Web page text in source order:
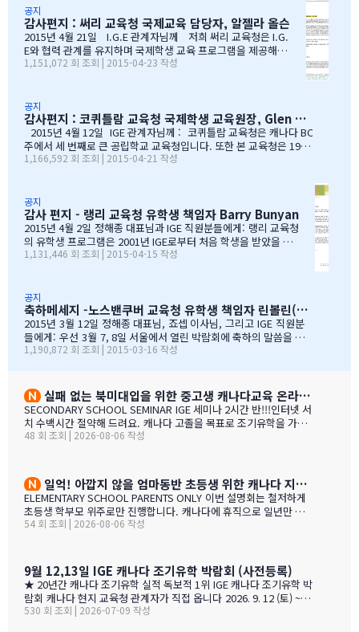
1:52 39 읽음 한국시간으로 오늘 저녁 st.john졸업식이 시
작됩니다.오늘 졸업식에는 개인적인 사정으로 함께하지 못
하지만아쉬운 마음을 담아 함께 축하의 인사를 전합니다.오
늘 졸업식이 아이들만의 졸업식이 아닌몇년동안 저희 부모
를 대신해 앞장 서 이끌어 주신선생님들의 졸업식이라 해도
나조카처럼 야단도치시고 때로는 버릇없이 한 행동들에도너
그러이 이해해주신 조셉이사님,아이들의 구멍난 빈 자리를
말없이…
공지
감사편지 : 써리 교육청 국제교육 담당자, 알젤라 올슨
2015년 4월 21일 I.G.E 관계자님께 저희 써리 교육청은 I.G.
E와 협력 관계를 유지하며 국제학생 교육 프로그램을 제공해올
수 있음에 만족하고 있습니다. I.G.E는 지난 10년간 써리 교육
수 있도록 많은 도움을 주었습니다. 특별히 정해종 대표님을 비
롯한 많은 I.G.E의 직원 여러분께서 종합적인 오리엔테이션과
정착서비스, 방과후 프로그램, 홈스테이 프로그램을 비롯한 다
양한 서비스를 제공해 주시는 등 물심양면의 지원을 해주셨습
니다. 이 같은 집중적 학습관리와 준비 프로그램, 그리고 지속
써리로의 유학을 희망하는 국제학생들을 위해 I.G.E와 협력 관
계를 유지해나갈 수 있…
1,151,072 회 조회 | 2015-04-23 작성
공지
감사편지 : 코퀴틀람 교육청 국제학생 교육원장, Glen Conley
2015년 4월 12일 IGE 관계자님께 : 코퀴틀람 교육청은 캐나다 BC
주에서 세 번째로 큰 공립학교 교육청입니다. 또한 본 교육청은 1999
년부터 ‘국제학생 프로그램’을 제공해왔으며, 현재 캐나다에서 가장
때문에 이루어낼 수 있었던 것이라고 생각합니다. 코퀴틀람 교육청
이 IGE를 통해 국제학생 프로그램을 제공해 온지도 10년이 되어갑니
다. 그리고 이렇게 긴 시간 동안 많은 가족과 학생들이 캐나다에 잘
정착하여 공부할 수 있었던 데에는, 정해종 대표님을 비롯하여 모든 I
GE 직원의 헌신적인 노력이 있었음을 잘 알고 있습니다. 우리는 IGE
1,166,592 회 조회 | 2015-04-21 작성
공지
감사 편지 - 랭리 교육청 유학생 책임자 Barry Bunyan
2015년 4월 2일 정해종 대표님과 IGE 직원분들에게: 랭리 교육청
의 유학생 프로그램은 2001년 IGE로부터 처음 학생을 받았을 때
부터 IGE와 오랜 시간동안 신뢰있는 관계로 좋은 시간을 보내왔습
람회에 참가하길 고대합니다. IGE 직원들은 조직 기술과 정보의
상세함, 그리고 테이블에 앉아 학부모님들과 소통할 때 IGE 통역
사 분들의 친절함과 지지적인 태도는 저에게 지속적으로 깊은 인
상을 줍니다. 랭리는 한국인 가족들이 해외 유학지로 고려할 핵심
유학 지역이 되었습니다. 우리는 서울에 다른 유학원들과도 파트
리의 학교들로 즐겁게 맞이할 수 있었습니다. IGE 직원분들과 함
께 협력하여 일하는 과정을 통해 우리는 한국 사…
1,131,446 회 조회 | 2015-04-15 작성
공지
축하메세지 -노스밴쿠버 교육청 유학생 책임자 린볼린(Lynne Bolen) 편지
2015년 3월 12일 정해종 대표님, 죠셉 이사님, 그리고 IGE 직원분
들에게: 우선 3월 7, 8일 서울에서 열린 박람회에 축하의 말씀을 전
합니다. 이 틀간의 박람회를 개최하는 동안 많은 관심을 보여준 한국
박람회에 참가한 모든 교육청들에게도 이와 같은 좋은 일이 있기를
바랍니다. 과거에 박람회 때마다 통역관을 배치해 주신 것에 대해 감
사 드립니다. 특히 이번 주말 동안 세 명의 훌륭한 통역관과 일할 수
있게 기회를 주셔서 고맙습니다. 세 분 모두 노스밴쿠버에 대해 자세
히 알고 있었으며, 미국이나 캐나다에서 직접 겪은 해외경험들을 나
1,190,872 회 조회 | 2015-03-16 작성
실패 없는 북미대입을 위한 중고생 캐나다교육 온라인 ZOOM 설명회 8월 27일(목)
SECONDARY SCHOOL SEMINAR IGE 세미나 2시간 반!!!인터넷 서
치 수백시간 절약해 드려요. 캐나다 고졸을 목표로 조기유학을 가지
는 않죠. 어떤 경우에도 중요한 것은 대학!!! 20년간 캐나다 조기유학
도 참가 가능합니다. 한국과 캐나다 부모님들의 궁금증과 고민을 같
이 공유할 수 있습니다. …
48 회 조회 | 2026-08-06 작성
일억! 아깝지 않을 엄마동반 초등생 위한 캐나다 지역,학교 선택 설명회 8월25(화)
ELEMENTARY SCHOOL PARENTS ONLY 이번 설명회는 철저하게
초등생 학부모 위주로만 진행합니다. 캐나다에 휴직으로 일년만 가
야 하는 가족, 초등생 영어교육 · 북미체험 · 가족 휴식을 위해 캐나
~ 9시 …
54 회 조회 | 2026-08-06 작성
9월 12,13일 IGE 캐나다 조기유학 박람회 (사전등록)
★ 20년간 캐나다 조기유학 실적 독보적 1위 IGE 캐나다 조기유학 박
람회 캐나다 현지 교육청 관계자가 직접 옵니다 2026. 9. 12 (토) ~ 9.
13 (일) 오전 11시 ~ 오후 5시 · 사전등록 필수 일시 2026년 9월 12
530 회 조회 | 2026-07-09 작성